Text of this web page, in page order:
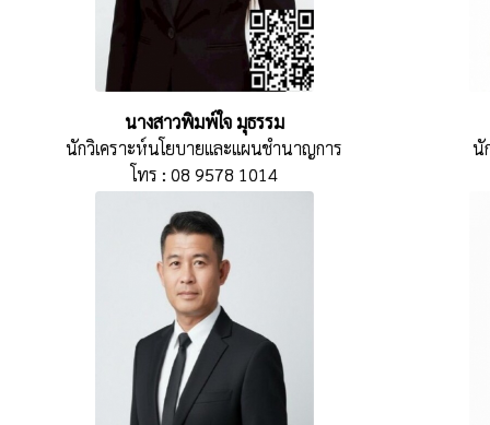
นางสาวพิมพ์ใจ มุธรรม
นักวิเคราะห์นโยบายและแผนชำนาญการ
โทร : 08 9578 1014
นั